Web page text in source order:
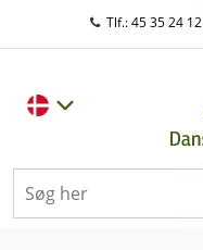
Tlf.: 45 35 24 12